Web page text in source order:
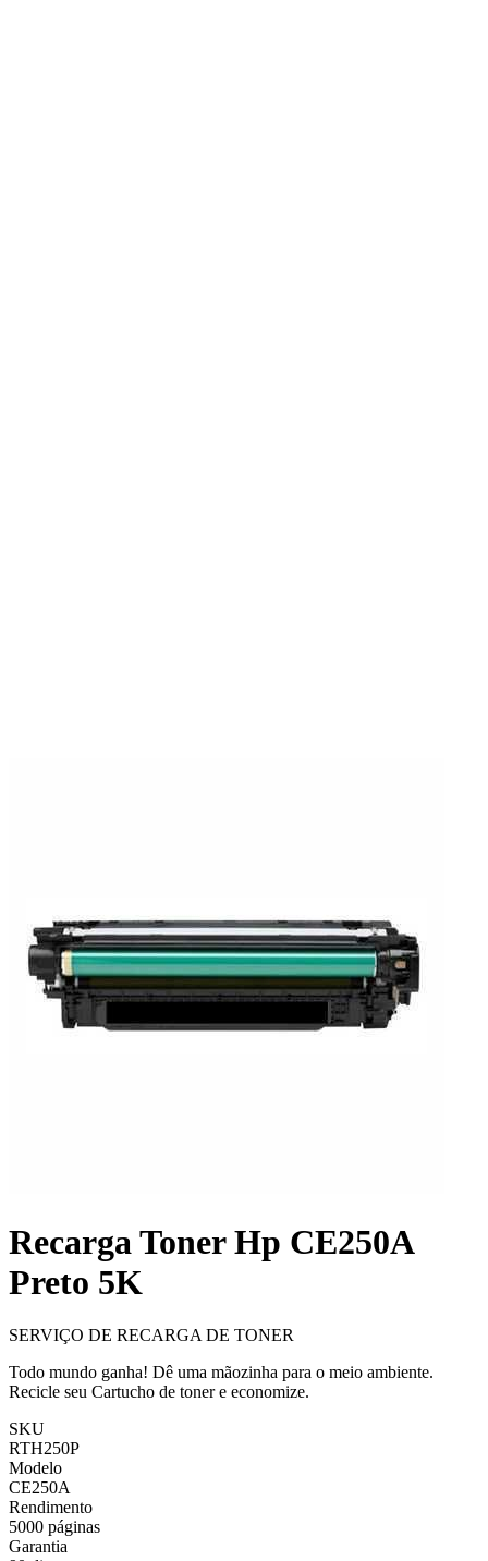
Recarga Toner Hp CE250A
Preto 5K
SERVIÇO DE RECARGA DE TONER
Todo mundo ganha! Dê uma mãozinha para o meio ambiente.
Recicle seu Cartucho de toner e economize.
SKU
RTH250P
Modelo
CE250A
Rendimento
5000 páginas
Garantia